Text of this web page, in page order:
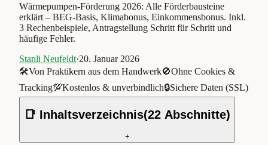
Wärmepumpen-Förderung 2026: Alle Förderbausteine
erklärt – BEG-Basis, Klimabonus, Einkommensbonus. Inkl.
3 Rechenbeispiele, Antragstellung Schritt für Schritt und
häufige Fehler.
Stanli Neufeldt·20. Januar 2026
🛠️Von Praktikern aus dem Handwerk🚫Ohne Cookies &
Tracking💯Kostenlos & unverbindlich🔒Sichere Daten (SSL)
📑 Inhaltsverzeichnis(22 Abschnitte)
+